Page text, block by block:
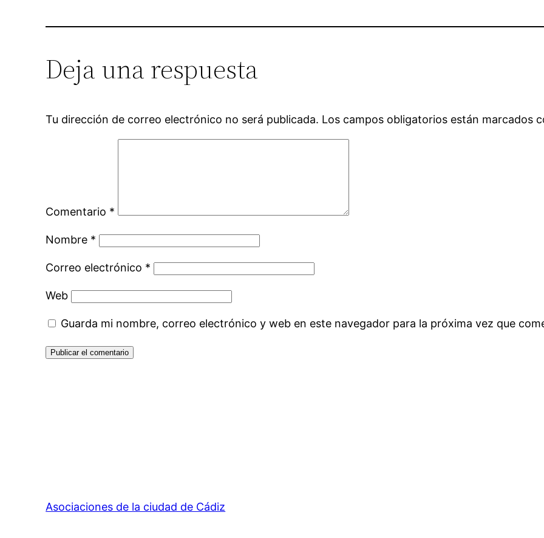
Deja una respuesta
Tu dirección de correo electrónico no será publicada. Los campos obligatorios están marcados
Comentario *
Nombre *
Correo electrónico *
Web
Guarda mi nombre, correo electrónico y web en este navegador para la próxima vez que
Asociaciones de la ciudad de Cádiz